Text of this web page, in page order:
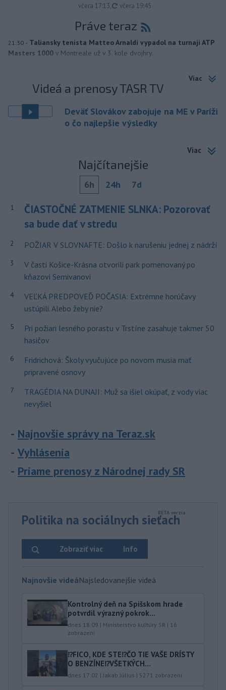
včera 17:13, aktualizované
včera 19:45
Práve teraz
21:30 - Taliansky tenista Matteo Arnaldi vypadol na turnaji ATP
Masters 1000 v Montreale už v 3. kole dvojhry.
Viac
Videá a prenosy TASR TV
Deväť Slovákov zabojuje na ME v Paríži
o čo najlepšie výsledky
Viac
Najčítanejšie
6h 24h 7d
1
ČIASTOČNÉ ZATMENIE SLNKA: Pozorovať
sa bude dať v stredu
2 POŽIAR V SLOVNAFTE: Došlo k narušeniu jednej z nádrží
3
V časti Košice-Krásna otvorili park pomenovaný po
kňazovi Semivanovi
4
VEĽKÁ PREDPOVEĎ POČASIA: Extrémne horúčavy
ustúpili. Alebo žeby nie?
5
Pri požiari lesného porastu v Trstíne zasahuje takmer 50
hasičov
6
Fridrichová: Školy vyučujúce po novom musia mať
pripravené osnovy
7
TRAGÉDIA NA DUNAJI: Muž sa išiel okúpať, z vody viac
nevyšiel
Najnovšie správy na Teraz.sk
Vyhlásenia
Priame prenosy z Národnej rady SR
Politika na sociálnych sieťach
Info
Zobraziť viac
Najnovšie videáNajsledovanejšie videá
Kontrolný deň na Spišskom hrade
potvrdil výrazný pokrok...
dnes 18:09 | Ministerstvo kultúry SR | 16
zobrazení
⁉️FICO, KDE STE⁉️ČO TIE VAŠE DRÍSTY
O BENZÍNE⁉️VŠETKÝCH...
dnes 17:02 | Jakab Július | 5271 zobrazení